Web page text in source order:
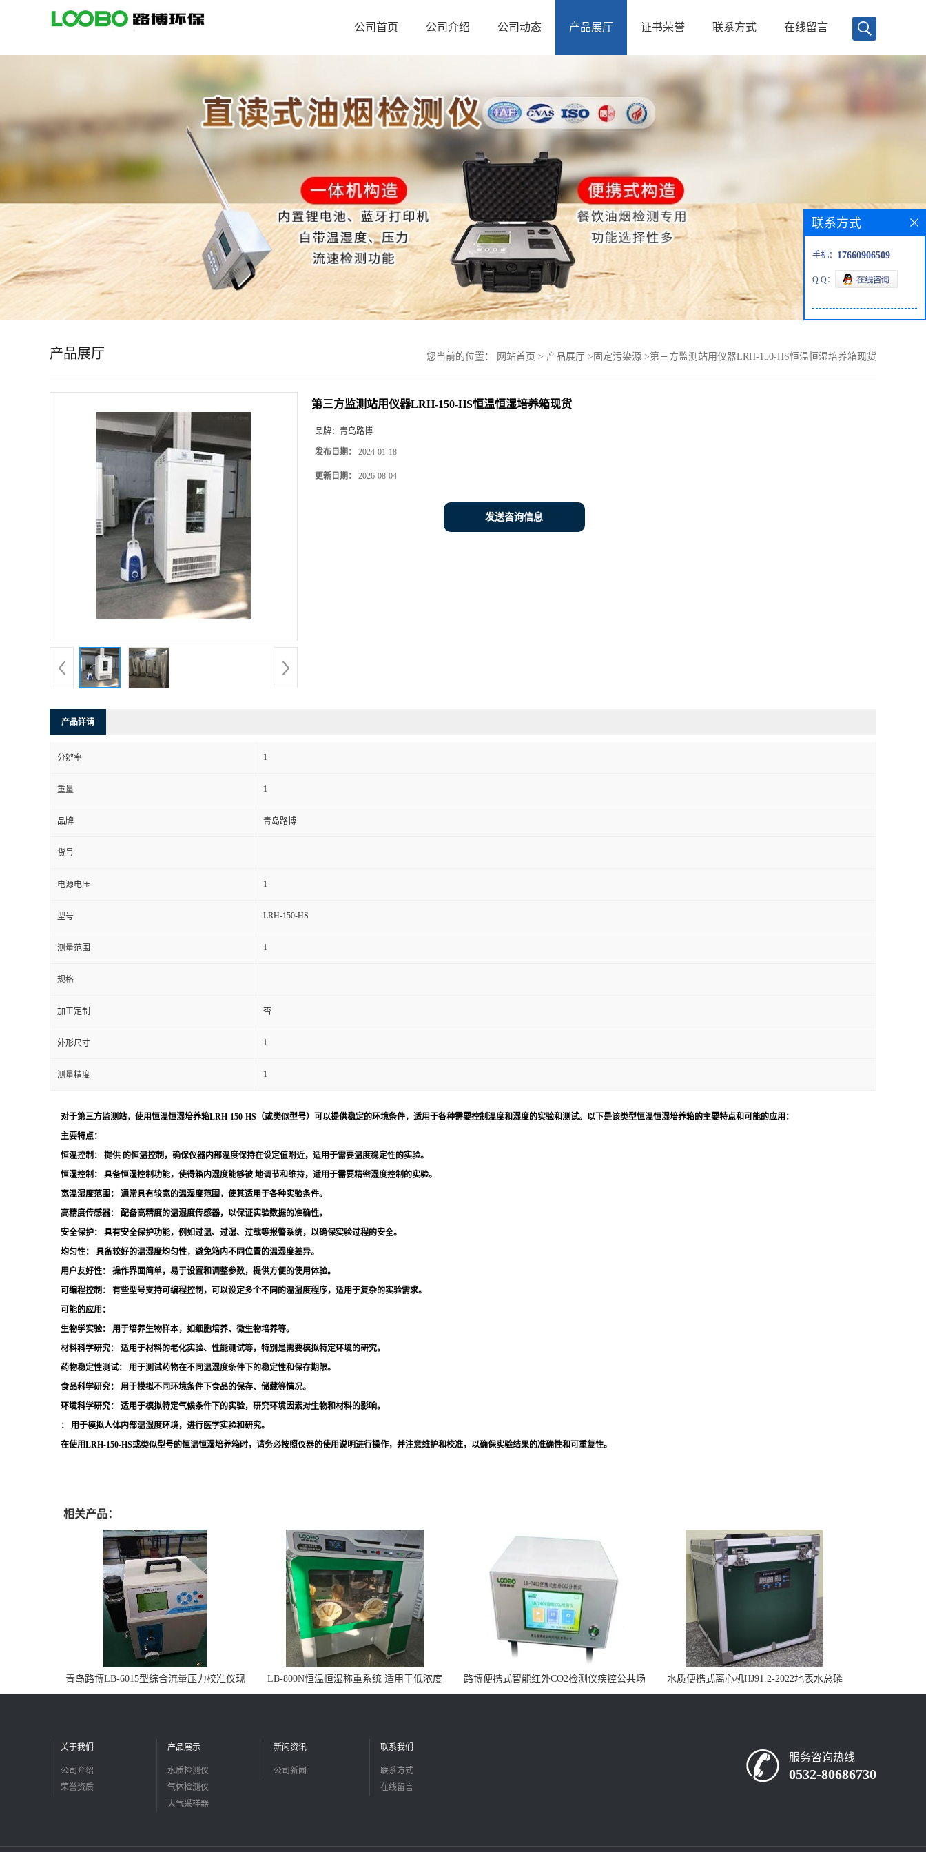
首
公司首页 公司介绍 公司动态 产品展厅 证书荣誉 联系方式 在线留言
产品展厅 您当前的位置： 网站首页 > 产品展厅 > 固定污染源 >第三方监测站用仪器LRH-150-HS恒温恒湿培养箱现货
第三方监测站用仪器LRH-150-HS恒温恒湿培养箱现货
品牌： 青岛路博
发布日期： 2024-01-18
更新日期： 2026-08-04
发送咨询信息
产品详请
分辨率 1
重量 1
品牌 青岛路博
货号
电源电压 1
型号 LRH-150-HS
测量范围 1
规格
加工定制 否
外形尺寸 1
测量精度 1
对于第三方监测站，使用恒温恒湿培养箱LRH-150-HS（或类似型号）可以提供稳定的环境条件，适用于各种需要控制温度和湿度的实验和测试。以下是该类型恒温恒湿培养箱的主要特点和可能的应用：
主要特点：
恒温控制：
提供 的恒温控制，确保仪器内部温度保持在设定值附近，适用于需要温度稳定性的实验。
恒湿控制：
具备恒湿控制功能，使得箱内湿度能够被 地调节和维持，适用于需要精密湿度控制的实验。
宽温湿度范围：
通常具有较宽的温湿度范围，使其适用于各种实验条件。
高精度传感器：
配备高精度的温湿度传感器，以保证实验数据的准确性。
安全保护：
具有安全保护功能，例如过温、过湿、过载等报警系统，以确保实验过程的安全。
均匀性：
具备较好的温湿度均匀性，避免箱内不同位置的温湿度差异。
用户友好性：
操作界面简单，易于设置和调整参数，提供方便的使用体验。
可编程控制：
有些型号支持可编程控制，可以设定多个不同的温湿度程序，适用于复杂的实验需求。
可能的应用：
生物学实验：
用于培养生物样本，如细胞培养、微生物培养等。
材料科学研究：
适用于材料的老化实验、性能测试等，特别是需要模拟特定环境的研究。
药物稳定性测试：
用于测试药物在不同温湿度条件下的稳定性和保存期限。
食品科学研究：
用于模拟不同环境条件下食品的保存、储藏等情况。
环境科学研究：
适用于模拟特定气候条件下的实验，研究环境因素对生物和材料的影响。
：
用于模拟人体内部温湿度环境，进行医学实验和研究。
在使用LRH-150-HS或类似型号的恒温恒湿培养箱时，请务必按照仪器的使用说明进行操作，并注意维护和校准，以确保实验结果的准确性和可重复性。
相关产品：
青岛路博LB-6015型综合流量压力校准仪现
货
LB-800N恒温恒湿称重系统 适用于低浓度
烟尘采样滤膜烘干后使用
路博便携式智能红外CO2检测仪疾控公共场
所LB-7402
水质便携式离心机HJ91.2-2022地表水总磷
监测内置有电池
联系方式
手机： 17660906509
Q Q：
关于我们
公司介绍
荣誉资质
产品展示
水质检测仪
气体检测仪
大气采样器
新闻资讯
公司新闻
联系我们
联系方式
在线留言
服务咨询热线
0532-80686730